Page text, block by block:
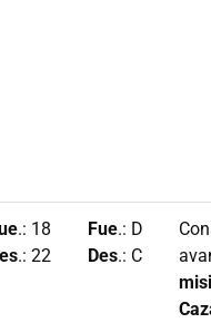
.: 18
.: 22
Fue.: D
Des.: C